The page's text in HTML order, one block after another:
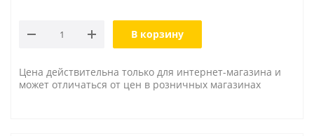
В корзину
Цена действительна только для интернет-магазина и
может отличаться от цен в розничных магазинах